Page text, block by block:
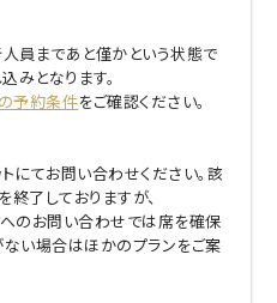
員まであと僅かという状態で
みとなります。
予約条件をご確認ください。
にてお問い合わせください。該
了しておりますが、
へのお問い合わせでは席を確保
ない場合はほかのプランをご案